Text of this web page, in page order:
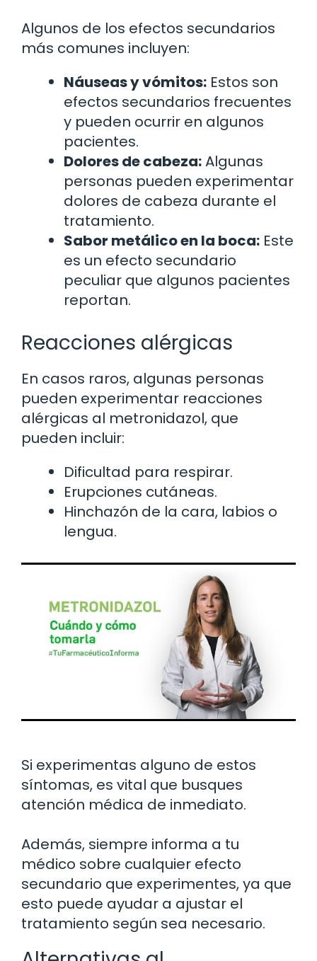
Algunos de los efectos secundarios
más comunes incluyen:
Náuseas y vómitos: Estos son
efectos secundarios frecuentes
y pueden ocurrir en algunos
pacientes.
Dolores de cabeza:Algunas
personas pueden experimentar
dolores de cabeza durante el
tratamiento.
Sabor metálico en la boca: Este
es un efecto secundario
peculiar que algunos pacientes
reportan.
Reacciones alérgicas
En casos raros, algunas personas
pueden experimentar reacciones
alérgicas al metronidazol, que
pueden incluir:
Dificultad para respirar.
Erupciones cutáneas.
Hinchazón de la cara, labios o
lengua.
Si experimentas alguno de estos
síntomas, es vital que busques
atención médica de inmediato.
Además, siempre informa a tu
médico sobre cualquier efecto
secundario que experimentes, ya que
esto puede ayudar a ajustar el
tratamiento según sea necesario.